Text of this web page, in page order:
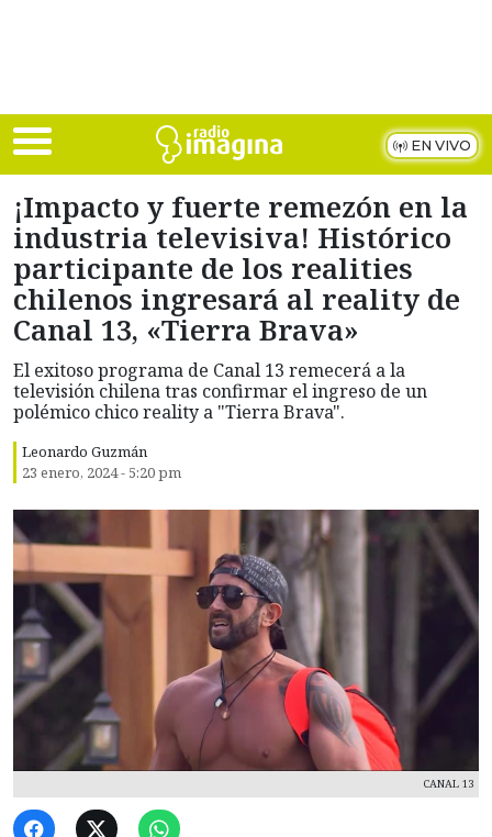
EN VIVO
¡Impacto y fuerte remezón en la
industria televisiva! Histórico
participante de los realities
chilenos ingresará al reality de
Canal 13, «Tierra Brava»
El exitoso programa de Canal 13 remecerá a la
televisión chilena tras confirmar el ingreso de un
polémico chico reality a "Tierra Brava".
Leonardo Guzmán
23 enero, 2024 - 5:20 pm
CANAL 13